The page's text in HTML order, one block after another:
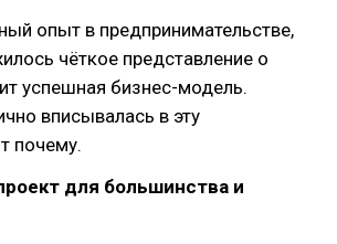
опыт в предпринимательстве,
чёткое представление о
успешная бизнес-модель.
вписывалась в эту
почему.
для большинства и